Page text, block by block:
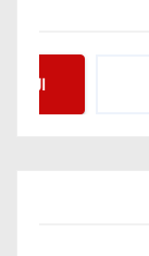
البحث